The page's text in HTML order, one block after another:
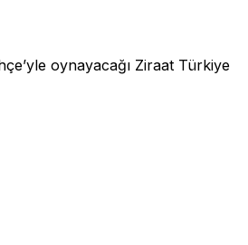
oynayacağı Ziraat Türkiye